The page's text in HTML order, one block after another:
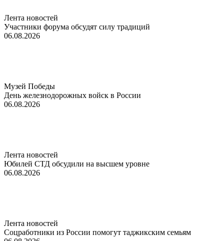
Лента новостей
Участники форума обсудят силу традиций
06.08.2026
Музей Победы
День железнодорожных войск в России
06.08.2026
Лента новостей
Юбилей СТД обсудили на высшем уровне
06.08.2026
Лента новостей
Соцработники из России помогут таджикским семьям